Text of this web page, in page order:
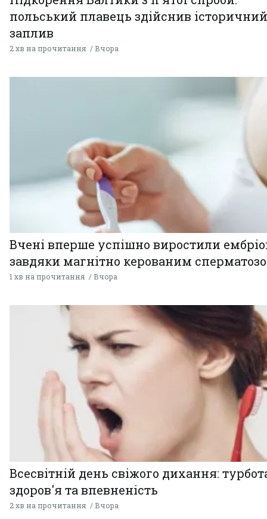
польський плавець здійснив історичний
заплив
2 хв на прочитання Вчора
Вчені вперше успішно виростили
завдяки магнітно керованим
1 хв на прочитання Вчора
Всесвітній день свіжого дихання:
здоров'я та впевненість
2 хв на прочитання Вчора